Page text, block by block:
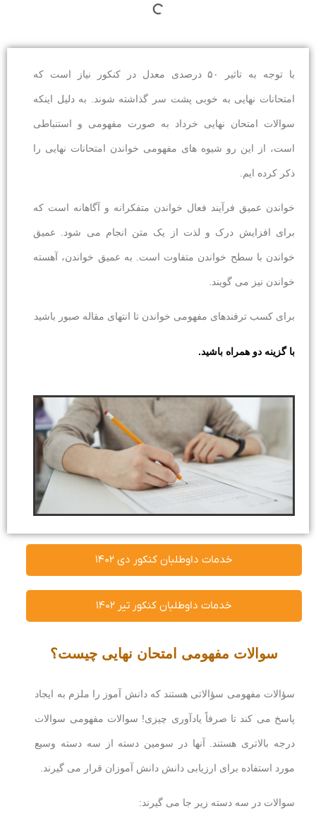
با توجه به تاثیر ۵۰ درصدی معدل در کنکور نیاز است که
امتحانات نهایی به خوبی پشت سر گذاشته شوند. به دلیل اینکه
سوالات امتحان نهایی خرداد به صورت مفهومی و استنباطی
است، از این رو شیوه های مفهومی خواندن امتحانات نهایی را
ذکر کرده ایم.
خواندن عمیق فرآیند فعال خواندن متفکرانه و آگاهانه است که
برای افزایش درک و لذت از یک متن انجام می شود. عمیق
خواندن با سطح خواندن متفاوت است. به عمیق خواندن، آهسته
خواندن نیز می گویند.
برای کسب ترفندهای مفهومی خواندن تا انتهای مقاله صبور باشید
با گزینه دو همراه باشید.
خدمات داوطلبان کنکور دی ۱۴۰۲
خدمات داوطلبان کنکور تیر ۱۴۰۲
سوالات مفهومی امتحان نهایی چیست؟
سؤالات مفهومی سؤالاتی هستند که دانش آموز را ملزم به ایجاد
پاسخ می کند تا صرفاً یادآوری چیزی! سوالات مفهومی سوالات
درجه بالاتری هستند. آنها در سومین دسته از سه دسته وسیع
مورد استفاده برای ارزیابی دانش دانش آموزان قرار می گیرند.
سوالات در سه دسته زیر جا می گیرند: